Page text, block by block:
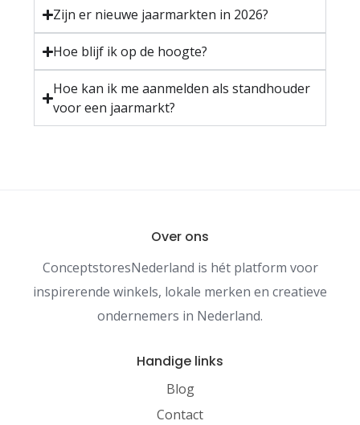
Zijn er nieuwe jaarmarkten in 2026?
Hoe blijf ik op de hoogte?
Hoe kan ik me aanmelden als standhouder
voor een jaarmarkt?
Over ons
ConceptstoresNederland is hét platform voor
inspirerende winkels, lokale merken en creatieve
ondernemers in Nederland.
Handige links
Blog
Contact